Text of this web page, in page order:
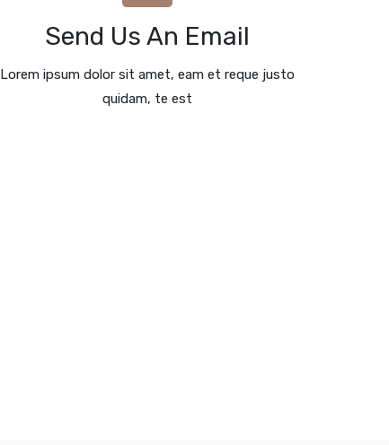
Send Us An Email
Lorem ipsum dolor sit amet, eam et reque justo
quidam, te est